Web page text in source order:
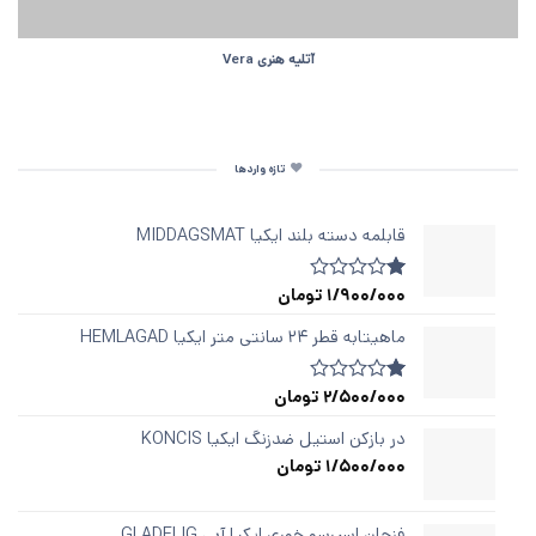
آتلیه هنری Vera
تازه واردها
قابلمه دسته‌ بلند ایکیا MIDDAGSMAT
امتیازدهی
از
در
1
امتیازدهی
1/900/000 تومان
ماهیتابه قطر ۲۴ سانتی متر ایکیا HEMLAGAD
امتیازدهی
از
در
1
2/500/000 تومان
در بازکن استیل ضدزنگ ایکیا KONCIS
1/500/000 تومان